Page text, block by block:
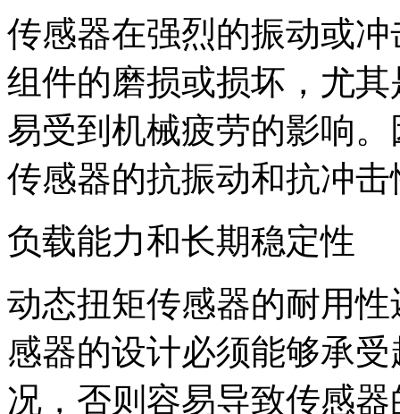
传感器在强烈的振动或
组件的磨损或损坏，尤
易受到机械疲劳的影响
传感器的抗振动和抗冲
负载能力和长期稳定性
动态扭矩传感器的耐用
感器的设计必须能够承
况，否则容易导致传感